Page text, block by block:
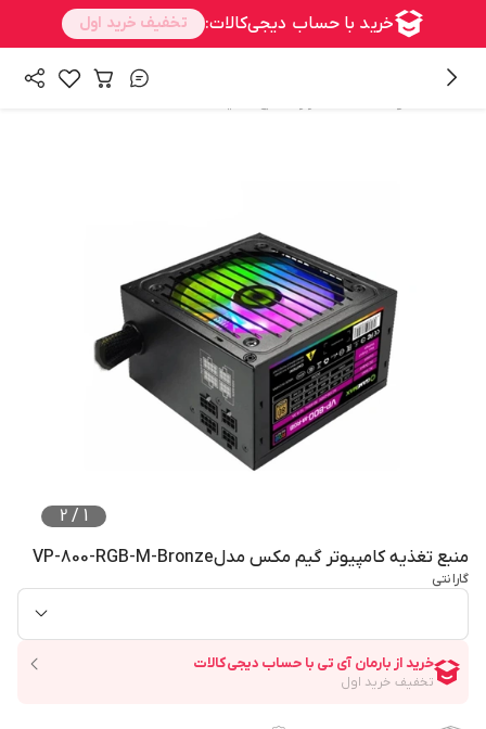
1
/
2
منبع تغذیه کامپیوتر گیم مکس مدلVP-800-RGB-M-Bronze
گارانتی